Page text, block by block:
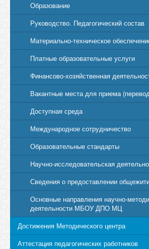
Образование
Руководство. Педагогический состав
Материально-техническое
Платные образовательные услуги
Финансово-хозяйственная
Вакантные места для приема
Доступная среда
Международное сотрудничество
Образовательные стандарты
Научно-исследовательская
Сведения о предоставлении
Основные направления научно-
деятельности МБОУ ДПО МЦ
Достижения Методического центра
Аттестация педагогических работников